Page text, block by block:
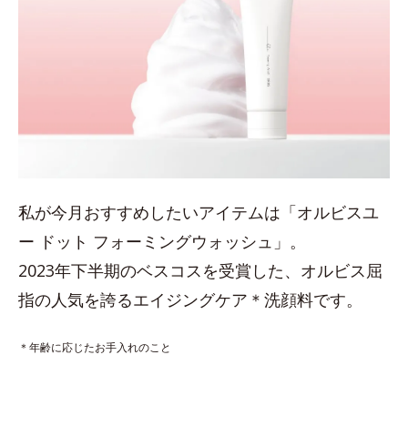
私が今月おすすめしたいアイテムは「オルビスユ
ー ドット フォーミングウォッシュ」。
2023年下半期のベスコスを受賞した、オルビス屈
指の人気を誇るエイジングケア＊洗顔料です。
＊年齢に応じたお手入れのこと